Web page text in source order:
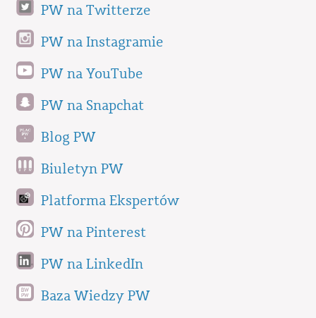
PW na Twitterze
PW na Instagramie
PW na YouTube
PW na Snapchat
Blog PW
Biuletyn PW
Platforma Ekspertów
PW na Pinterest
PW na LinkedIn
Baza Wiedzy PW